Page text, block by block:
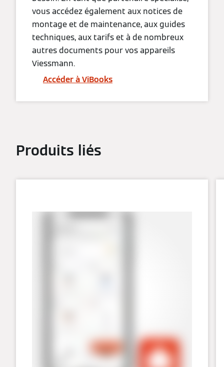
vous accédez également aux notices de
montage et de maintenance, aux guides
techniques, aux tarifs et à de nombreux
autres documents pour vos appareils
Viessmann.
Accéder à ViBooks
Produits liés